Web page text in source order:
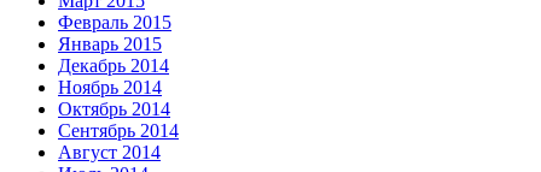
Февраль 2015
Январь 2015
Декабрь 2014
Ноябрь 2014
Октябрь 2014
Сентябрь 2014
Август 2014